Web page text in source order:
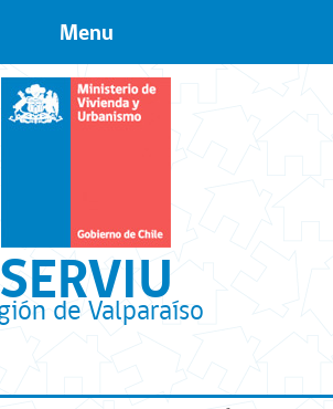
SERVIU
de Valparaíso
Menu